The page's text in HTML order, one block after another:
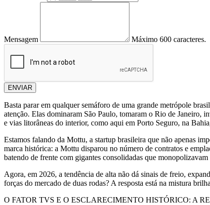
Mensagem Máximo 600 caracteres.
ENVIAR
Basta parar em qualquer semáforo de uma grande metrópole
atenção. Elas dominaram São Paulo, tomaram o Rio de Janeiro,
e vias litorâneas do interior, como aqui em Porto Seguro, na
Estamos falando da Mottu, a startup brasileira que não apenas
marca histórica: a Mottu disparou no número de contratos e
batendo de frente com gigantes consolidadas que monopolizavam
Agora, em 2026, a tendência de alta não dá sinais de freio,
forças do mercado de duas rodas? A resposta está na mistura
O FATOR TVS E O ESCLARECIMENTO HISTÓRICO: A